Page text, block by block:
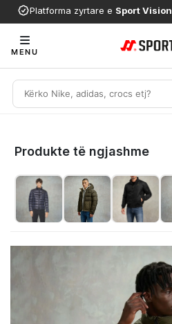
Platforma zyrtare e Sport Vision
MENU
Produkte të ngjashme